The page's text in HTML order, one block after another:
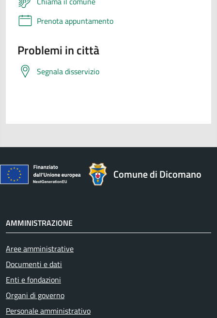
Prenota appuntamento
Problemi in città
Segnala disservizio
Comune di Dicomano
AMMINISTRAZIONE
Aree amministrative
Documenti e dati
Enti e fondazioni
Organi di governo
Personale amministrativo